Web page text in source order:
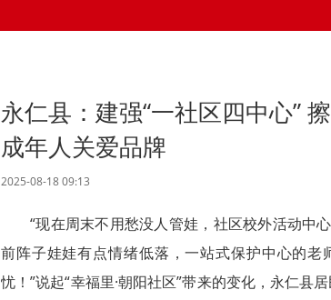
永仁县：建强“一社区四中心”
成年人关爱品牌
2025-08-18 09:13
“现在周末不用愁没人管娃，社区校外活动中
前阵子娃娃有点情绪低落，一站式保护中心的
忧！”说起“幸福里·朝阳社区”带来的变化，永仁县